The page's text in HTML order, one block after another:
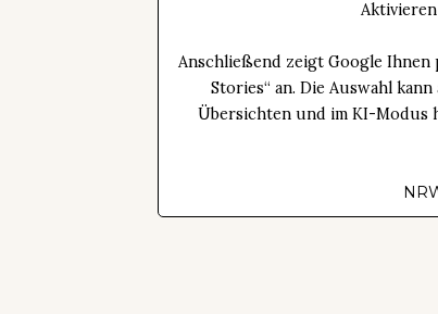
Aktivieren
Anschließend zeigt Google Ihnen
Stories“ an. Die Auswahl
Übersichten und im KI-Modus